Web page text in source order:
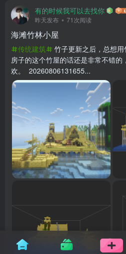
有的时候我可以去找你
昨天发布 71次阅读
海滩竹林小屋
传统建筑
竹子更新之后，总想
房子的这个竹屋的话还是非常不错
欢。 20260806131655...